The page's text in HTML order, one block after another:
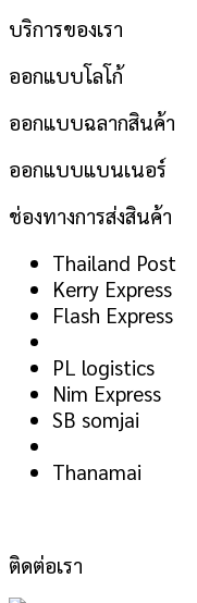
บริการของเรา
ออกแบบโลโก้
ออกแบบฉลากสินค้า
ออกแบบแบนเนอร์
ช่องทางการส่งสินค้า
Thailand Post
Kerry Express
Flash Express
PL logistics
Nim Express
SB somjai
Thanamai
ติดต่อเรา